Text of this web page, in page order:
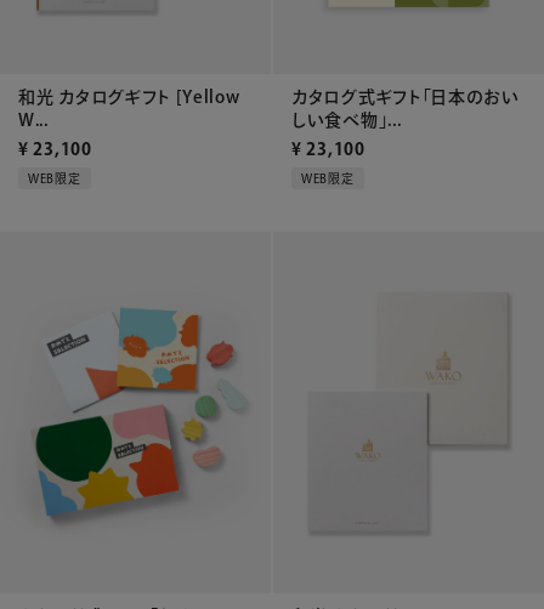
和光 カタログギフト [Yellow
W...
¥ 23,100
WEB限定
カタログ式ギフト「日本のおい
しい食べ物」...
¥ 23,100
WEB限定